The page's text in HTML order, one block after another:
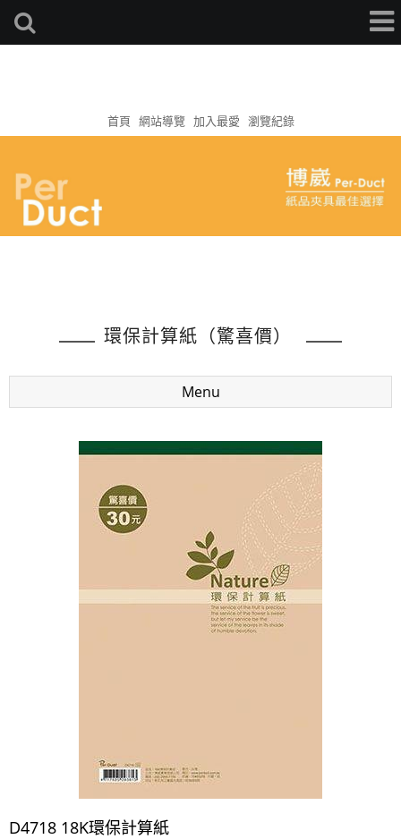
首頁 網站導覽 加入最愛 瀏覽紀錄
環保計算紙（驚喜價）
Menu
D4718 18K環保計算紙